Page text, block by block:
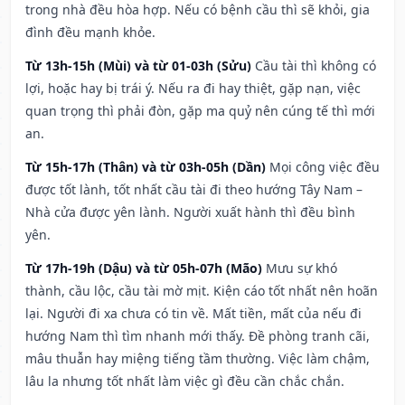
trong nhà đều hòa hợp. Nếu có bệnh cầu thì sẽ khỏi, gia
đình đều mạnh khỏe.
Từ 13h-15h (Mùi) và từ 01-03h (Sửu) Cầu tài thì không có
lợi, hoặc hay bị trái ý. Nếu ra đi hay thiệt, gặp nạn, việc
quan trọng thì phải đòn, gặp ma quỷ nên cúng tế thì mới
an.
Từ 15h-17h (Thân) và từ 03h-05h (Dần) Mọi công việc đều
được tốt lành, tốt nhất cầu tài đi theo hướng Tây Nam –
Nhà cửa được yên lành. Người xuất hành thì đều bình
yên.
Từ 17h-19h (Dậu) và từ 05h-07h (Mão) Mưu sự khó
thành, cầu lộc, cầu tài mờ mịt. Kiện cáo tốt nhất nên hoãn
lại. Người đi xa chưa có tin về. Mất tiền, mất của nếu đi
hướng Nam thì tìm nhanh mới thấy. Đề phòng tranh cãi,
mâu thuẫn hay miệng tiếng tầm thường. Việc làm chậm,
lâu la nhưng tốt nhất làm việc gì đều cần chắc chắn.